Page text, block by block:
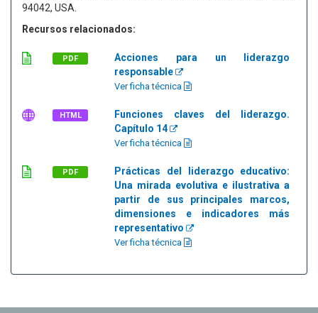
94042, USA.
Recursos relacionados:
PDF
Acciones para un liderazgo
responsable
Ver ficha técnica
HTML
Funciones claves del liderazgo.
Capítulo 14
Ver ficha técnica
PDF
Prácticas del liderazgo educativo:
Una mirada evolutiva e ilustrativa a
partir de sus principales marcos,
dimensiones e indicadores más
representativo
Ver ficha técnica